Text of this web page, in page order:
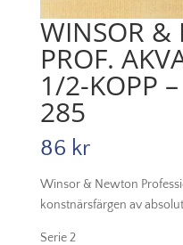
WINSOR &
PROF.
1/2-KOPP
285
86 kr
Winsor & Newton
konstnärsfärgen av
Serie 2